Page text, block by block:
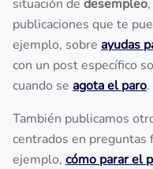
situación de desempleo
publicaciones que te
ejemplo, sobre ayudas
con un post específico
cuando se agota el paro.
También publicamos
centrados en preguntas
ejemplo, cómo parar el